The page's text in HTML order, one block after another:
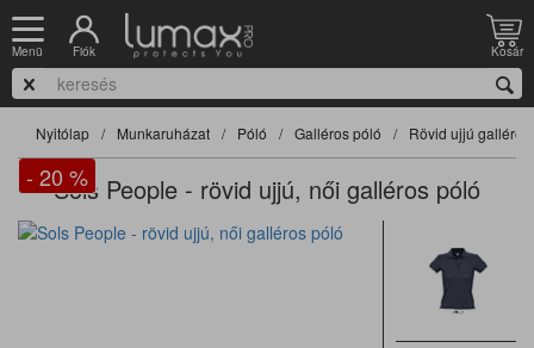
Menü Fiók Kosár
Nyitólap Munkaruházat Póló Galléros póló Rövid ujjú
Sols People - rövid ujjú, női galléros póló
- 20 %